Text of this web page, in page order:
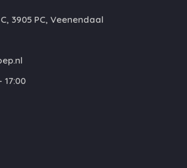
3905 PC, Veenendaal
17:00